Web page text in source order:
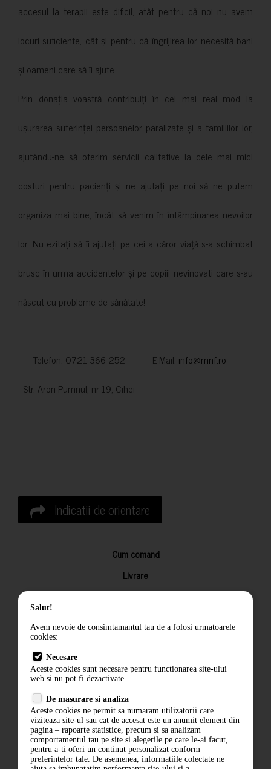
accesul la terapii este dificil, atât pentru că noi nu avem
locuri suficiente, cât și pentru că îngrijirea lor necesită bani
și oameni care să îi ajute.
Prin donația voastră contribuiți în cel mai real mod la
ușurarea suferinței persoanelor paralizate și a familiilor lor,
ajutându-ne să oferim servicii calitative la cele mai mici
costuri pentru pacienți și ne ajutați pe noi să ne putem
organiza mai bine, încât să venim în întâmpinarea nevoilor
lor. Nu ezitați să îi ajutați pe cei a căror viață s-a schimbat
brusc în urma accidentelor și pe copiii nevinovati care s-au
născut cu probleme de sănătate!
Telefon: 0721 366 252 E-Mail: info@mnf.ro
Str. Aron Pumnul, nr 19, Cihei
Indicatii de orientare
Cum comand
Livrare
Returnarea produselor
Termeni si conditii
Politica de confidentialitate
ANPC
Salut!
Avem nevoie de consimtamantul tau de a folosi urmatoarele
cookies:
Necesare
Aceste cookies sunt necesare pentru functionarea site-ului
web si nu pot fi dezactivate
De masurare si analiza
Aceste cookies ne permit sa numaram utilizatorii care
viziteaza site-ul sau cat de accesat este un anumit element din
pagina – rapoarte statistice, precum si sa analizam
comportamentul tau pe site si alegerile pe care le-ai facut,
pentru a-ti oferi un continut personalizat conform
preferintelor tale. De asemenea, informatiile colectate ne